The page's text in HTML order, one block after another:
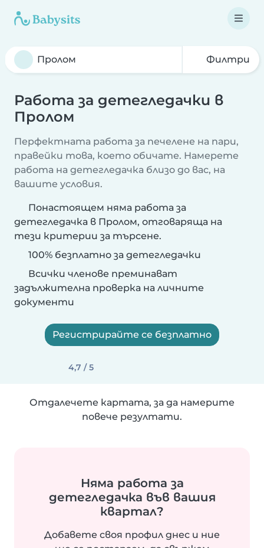
Филтри
Работа за детегледачки в
Пролом
Перфектната работа за печелене на пари,
правейки това, което обичате. Намерете
работа на детегледачка близо до вас, на
вашите условия.
Понастоящем няма работа за
детегледачка в Пролом, отговаряща на
тези критерии за търсене.
100% безплатно за детегледачки
Всички членове преминават
задължителна проверка на личните
документи
Регистрирайте се безплатно
4,7 / 5
Отдалечете картата, за да намерите
повече резултати.
Няма работа за
детегледачка във вашия
квартал?
Добавете своя профил днес и ние